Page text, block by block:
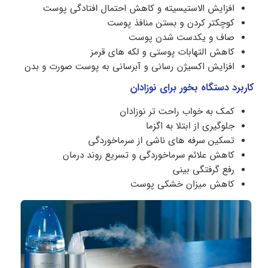
افزایش الاستیسیته و کاهش احتمال افتادگی پوست
کوچکتر کردن و بستن منافذ پوست
صاف و یکدست شدن پوست
کاهش التهابات پوستی و لکه های قرمز
افزایش اکسیژن رسانی و آبرسانی به پوست صورت و بدن
کاربرد دستگاه بخور برای نوزادان
کمک به خواب راحت تر نوزادان
جلوگیری از ابتلا به اگزما
تسکین سرفه های ناشی از سرماخوردگی
کاهش علائم سرماخوردگی و تسریع روند درمان
رفع گرفتگی بینی
کاهش میزان خشکی پوست